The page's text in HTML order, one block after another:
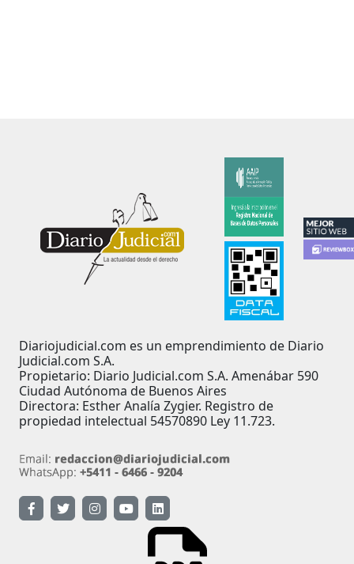
Diariojudicial.com es un emprendimiento de Diario
Judicial.com S.A.
Propietario: Diario Judicial.com S.A. Amenábar 590
Ciudad Autónoma de Buenos Aires
Directora: Esther Analía Zygier. Registro de
propiedad intelectual 54570890 Ley 11.723.